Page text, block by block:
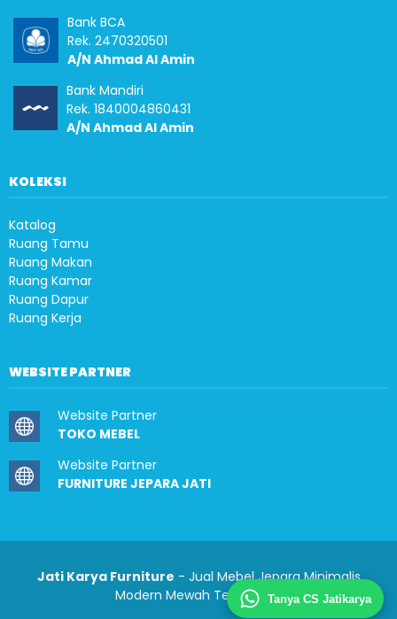
Bank BCA
Rek. 2470320501
A/N Ahmad Al Amin
Bank Mandiri
Rek. 1840004860431
A/N Ahmad Al Amin
KOLEKSI
Katalog
Ruang Tamu
Ruang Makan
Ruang Kamar
Ruang Dapur
Ruang Kerja
WEBSITE PARTNER
Website Partner
TOKO MEBEL
Website Partner
FURNITURE JEPARA JATI
Jati Karya Furniture - Jual Mebel Jepara Minimalis
Modern Mewah TerlengkapTanya CS Jatikarya